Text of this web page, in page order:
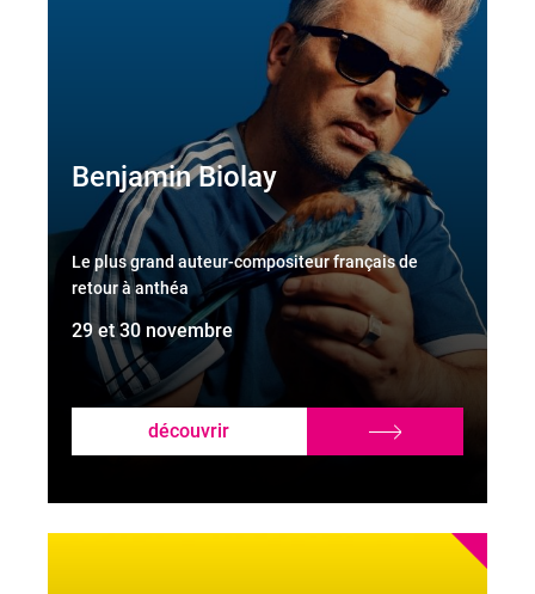
Benjamin Biolay
Le plus grand auteur-compositeur français de
retour à anthéa
29 et 30 novembre
découvrir